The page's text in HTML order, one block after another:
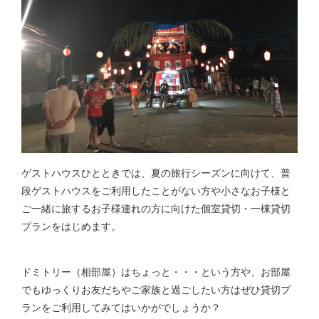
ゲストハウスひとときでは、夏の旅行シーズンに向けて、普
段ゲストハウスをご利用したことがない方や小さなお子様と
ご一緒に旅するお子様連れの方に向けた個室貸切・一棟貸切
プランをはじめます。
ドミトリー（相部屋）はちょっと・・・という方や、お部屋
でもゆっくりお友だちやご家族と過ごしたい方はぜひ貸切プ
ランをご利用してみてはいかがでしょうか？